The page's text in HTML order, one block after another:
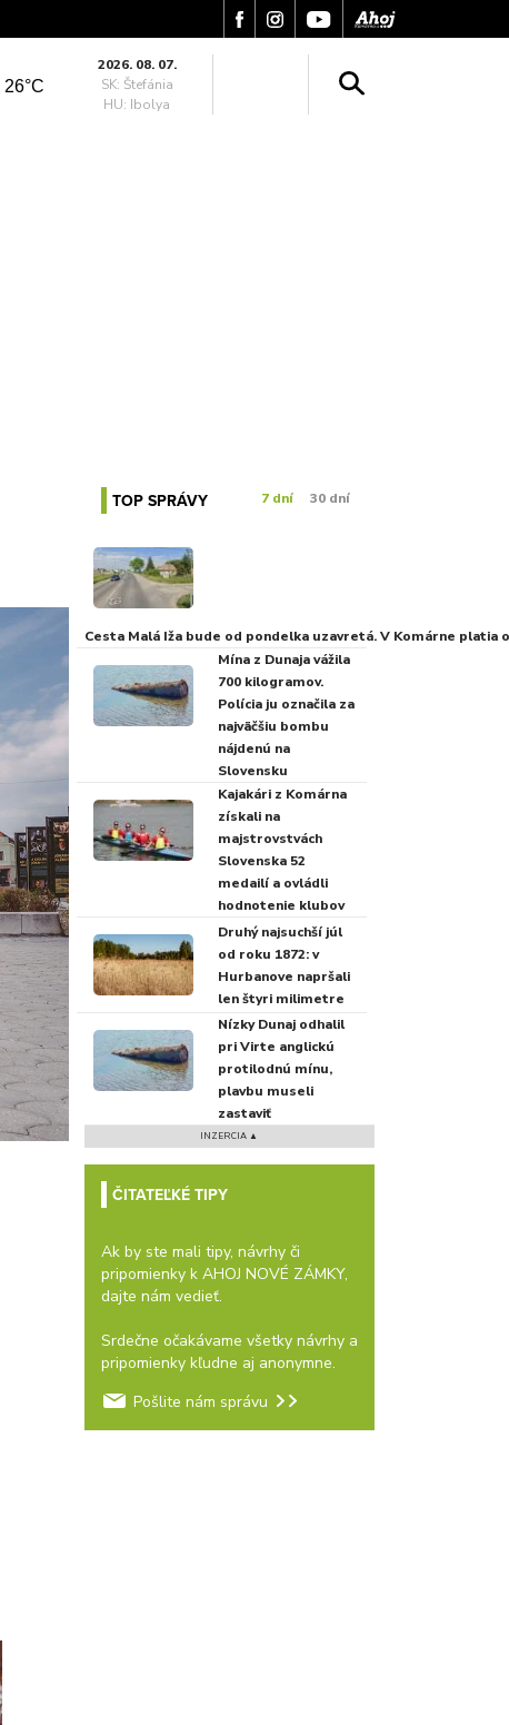
26°C
2026. 08. 07.
SK: Štefánia
HU: Ibolya
TOP SPRÁVY 7 dní 30 dní
Cesta Malá Iža bude od pondelka uzavretá. V Komárne platia
Mína z Dunaja vážila
700 kilogramov.
Polícia ju označila za
najväčšiu bombu
nájdenú na
Slovensku
Kajakári z Komárna
získali na
majstrovstvách
Slovenska 52
medailí a ovládli
hodnotenie klubov
Druhý najsuchší júl
od roku 1872: v
Hurbanove napršali
len štyri milimetre
Nízky Dunaj odhalil
pri Virte anglickú
protilodnú mínu,
plavbu museli
zastaviť
INZERCIA ▲
ČITATEĽKÉ TIPY
Ak by ste mali tipy, návrhy či
pripomienky k AHOJ NOVÉ ZÁMKY,
dajte nám vedieť.
Srdečne očakávame všetky návrhy a
pripomienky kľudne aj anonymne.
Pošlite nám správu